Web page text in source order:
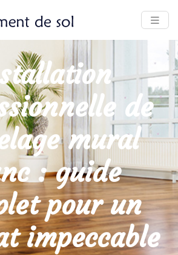
de
mural
: guide
pour un
impeccable